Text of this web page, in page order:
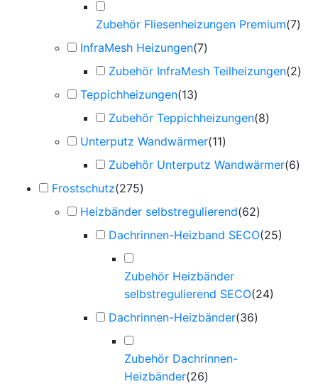
Zubehör Fliesenheizungen Premium(7)
InfraMesh Heizungen(7)
Zubehör InfraMesh Teilheizungen(2)
Teppichheizungen(13)
Zubehör Teppichheizungen(8)
Unterputz Wandwärmer(11)
Zubehör Unterputz Wandwärmer(6)
Frostschutz(275)
Heizbänder selbstregulierend(62)
Dachrinnen-Heizband SECO(25)
Zubehör Heizbänder
selbstregulierend SECO(24)
Dachrinnen-Heizbänder(36)
Zubehör Dachrinnen-
Heizbänder(26)